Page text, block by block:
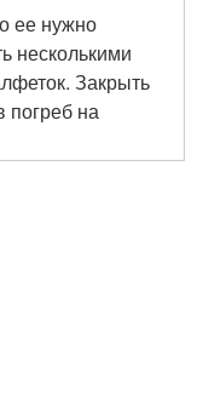
ее нужно
несколькими
Закрыть
погреб на